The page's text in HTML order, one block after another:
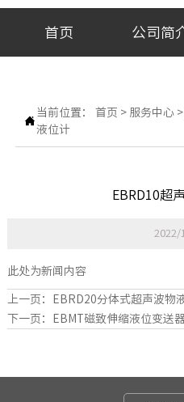
首页 公司简

当前位置： 首页 > 服务中心>
液位计
EBRD10超
2022/
此处为新闻内容
上一页：
EBRD20分体式超声波物
下一页：
EBMT磁致伸缩液位变送